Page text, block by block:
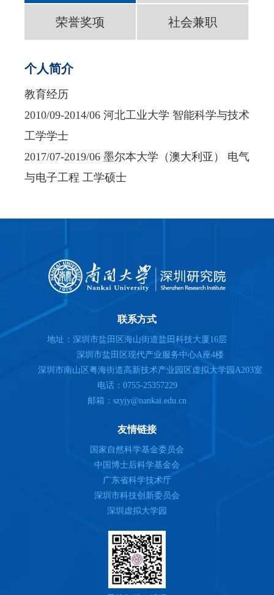
荣誉奖项 社会兼职
个人简介
教育经历
2010/09-2014/06 河北工业大学 智能科学与技术
工学学士
2017/07-2019/06 墨尔本大学（澳大利亚） 电气
与电子工程 工学硕士
联系方式
地址：深圳市盐田区海山街道盐田科技大厦16层
深圳市盐田区现代产业服务中心A座4楼
深圳市南山区粤海街道高新技术产业园区虚拟大学园A203室
电话：0755-25357229
邮箱：szyjy@nankai.edu.cn
友情链接
国家自然科学基金委员会
中国博士后科学基金会
广东省科学技术厅
深圳市科技创新委员会
深圳虚拟大学园